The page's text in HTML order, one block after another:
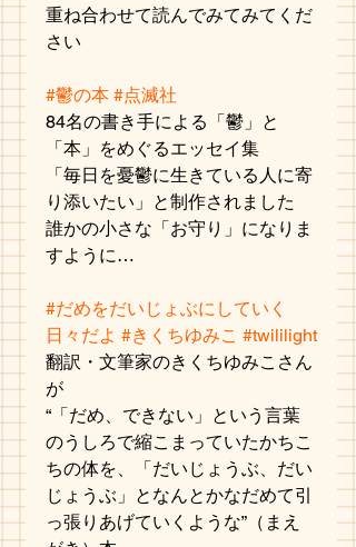
重ね合わせて読んでみてみてくだ
さい
#鬱の本 #点滅社
84名の書き手による「鬱」と
「本」をめぐるエッセイ集
「毎日を憂鬱に生きている人に寄
り添いたい」と制作されました
誰かの小さな「お守り」になりま
すように…
#だめをだいじょぶにしていく
日々だよ #きくちゆみこ #twililight
翻訳・文筆家のきくちゆみこさん
が
“「だめ、できない」という言葉
のうしろで縮こまっていたかちこ
ちの体を、「だいじょうぶ、だい
じょうぶ」となんとかなだめて引
っ張りあげていくような”（まえ